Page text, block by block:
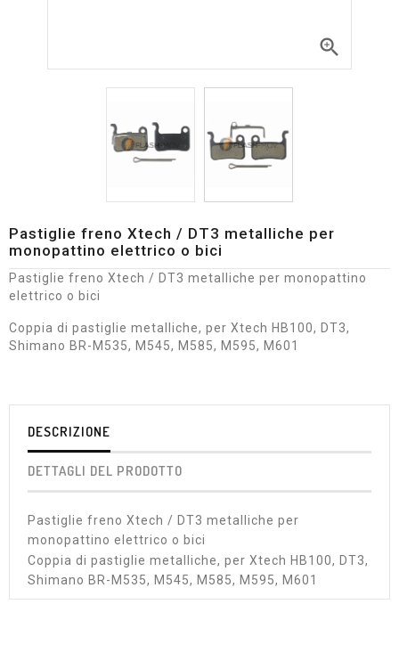

Pastiglie freno Xtech / DT3 metalliche per
monopattino elettrico o bici
Pastiglie freno Xtech / DT3 metalliche per monopattino
elettrico o bici
Coppia di pastiglie metalliche, per Xtech HB100, DT3,
Shimano BR-M535, M545, M585, M595, M601
DESCRIZIONE
DETTAGLI DEL PRODOTTO
Pastiglie freno Xtech / DT3 metalliche per
monopattino elettrico o bici
Coppia di pastiglie metalliche, per Xtech HB100, DT3,
Shimano BR-M535, M545, M585, M595, M601